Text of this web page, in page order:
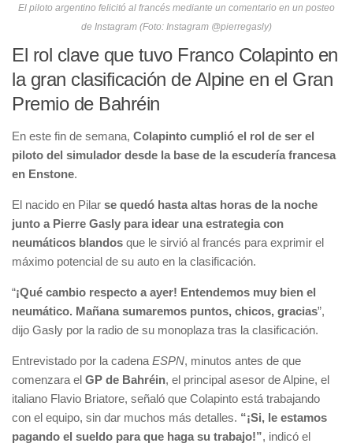
El piloto argentino felicitó al francés mediante un comentario en un posteo
de Instagram (Foto: Instagram @pierregasly)
El rol clave que tuvo Franco Colapinto en
la gran clasificación de Alpine en el Gran
Premio de Bahréin
En este fin de semana, Colapinto cumplió el rol de ser el
piloto del simulador desde la base de la escudería francesa
en Enstone.
El nacido en Pilar se quedó hasta altas horas de la noche
junto a Pierre Gasly para idear una estrategia con
neumáticos blandos que le sirvió al francés para exprimir el
máximo potencial de su auto en la clasificación.
“¡Qué cambio respecto a ayer! Entendemos muy bien el
neumático. Mañana sumaremos puntos, chicos, gracias”,
dijo Gasly por la radio de su monoplaza tras la clasificación.
Entrevistado por la cadena ESPN, minutos antes de que
comenzara el GP de Bahréin, el principal asesor de Alpine, el
italiano Flavio Briatore, señaló que Colapinto está trabajando
con el equipo, sin dar muchos más detalles. “¡Si, le estamos
pagando el sueldo para que haga su trabajo!”, indicó el